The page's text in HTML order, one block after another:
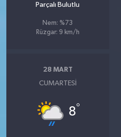
Parçalı Bulutlu
Nem: %73
Rüzgar: 9 km/h
28 MART
CUMARTESI
8°